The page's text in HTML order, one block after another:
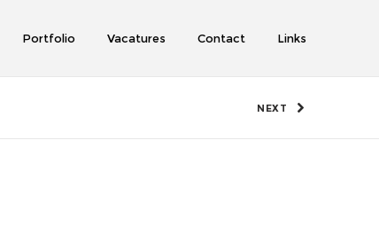
Portfolio Vacatures Contact Links
NEXT